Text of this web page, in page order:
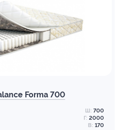
Forma 700
Ш: 700
Г: 2000
В: 170